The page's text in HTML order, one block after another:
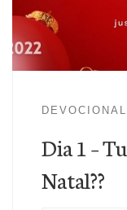
DEVOCIONAL
Dia 1 –
Natal??